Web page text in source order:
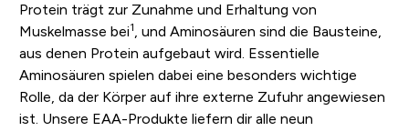
Protein trägt zur Zunahme und Erhaltung von
Muskelmasse bei1
, und Aminosäuren sind die Bausteine,
aus denen Protein aufgebaut wird. Essentielle
Aminosäuren spielen dabei eine besonders wichtige
Rolle, da der Körper auf ihre externe Zufuhr angewiesen
ist. Unsere EAA-Produkte liefern dir alle neun